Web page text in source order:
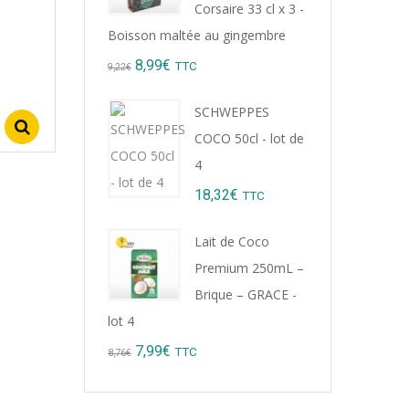
Select options
Corsaire 33 cl x 3 -
Boisson maltée au gingembre
9,22€ Original
was:
9,22€.
8,99€ Current
is:
8,99€.
TTC
SCHWEPPES
COCO 50cl - lot de
4
18,32€ TTC
Lait de Coco
Premium 250mL –
Brique – GRACE -
lot 4
8,76€ Original
7,99€ Current
TTC